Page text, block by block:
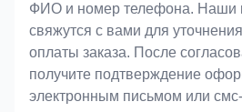
ФИО и номер телефона. Наши
свяжутся с вами для
оплаты заказа. После
получите подтверждение
электронным письмом или